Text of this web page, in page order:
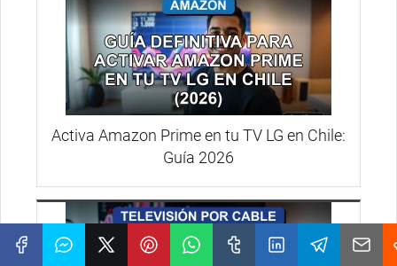
Activa Amazon Prime en tu TV LG en Chile:
Guía 2026